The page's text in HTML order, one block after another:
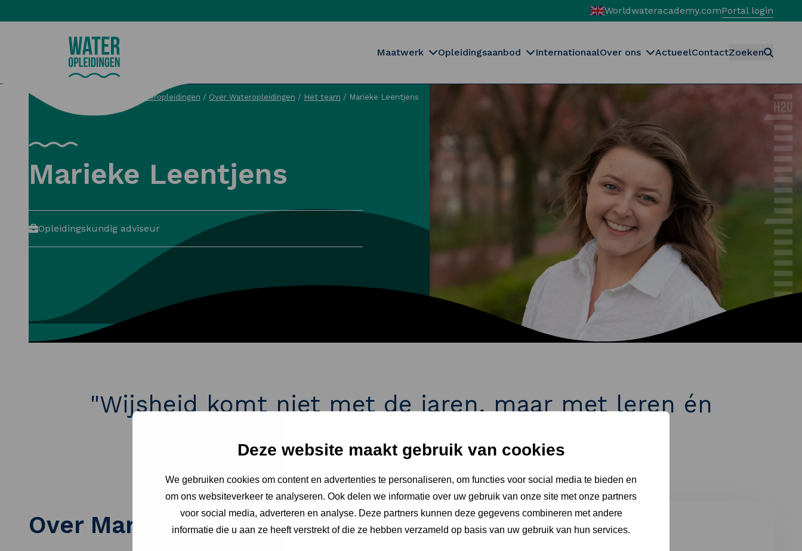
Deze website maakt gebruik van cookies
We gebruiken cookies om content en advertenties te personaliseren, om functies voor social media te bieden en
om ons websiteverkeer te analyseren. Ook delen we informatie over uw gebruik van onze site met onze partners
voor social media, adverteren en analyse. Deze partners kunnen deze gegevens combineren met andere
informatie die u aan ze heeft verstrekt of die ze hebben verzameld op basis van uw gebruik van hun services.
Worldwateracademy.comPortal login
Maatwerk Opleidingsaanbod InternationaalOver ons ActueelContactZoeken
Zoeken
Wateropleidingen / Over Wateropleidingen / Het team / Marieke Leentjens
Marieke Leentjens
Opleidingskundig adviseur
"Wijsheid komt niet met de jaren, maar met leren én
Over Marieke Leentjens Contact